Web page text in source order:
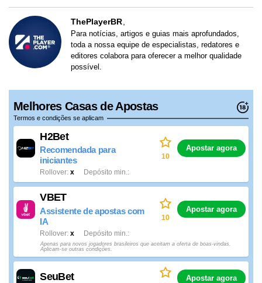
ThePlayerBR
Para notícias, artigos e guias mais aprofundados,
toda a nossa equipe de especialistas, redatores e
editores colabora para oferecer a melhor qualidade
possível.
Melhores Casas de Apostas
Termos e condições se aplicam
H2Bet
Recomendada para
iniciantes
x
Rollover Depósito min.
10
Apostar agora
VBET
Assistente de apostas com
IA
x
Rollover Depósito min.
10
Apostar agora
Apenas para novos jogadores brasileiros que aceitam a oferta de boas-vindas.
Aplicam-se outras condições.
SeuBet Apostar agora